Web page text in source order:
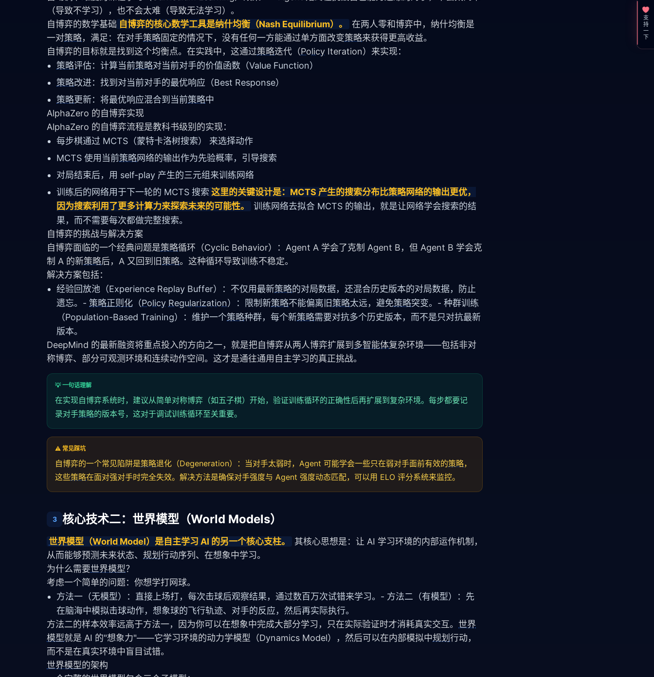
（导致不学习），也不会太难（导致无法学习）。
自博弈的数学基础 自博弈的核心数学工具是纳什均衡（Nash Equilibrium）。
在两人零和博弈中，纳什均衡是
一对策略，满足：在对手策略固定的情况下，没有任何一方能通过单方面改变策略来获得更高收益。
自博弈的目标就是找到这个均衡点。在实践中，这通过策略迭代（Policy Iteration）来实现：
策略评估：计算当前策略对当前对手的价值函数（Value Function）
策略改进：找到对当前对手的最优响应（Best Response）
策略更新：将最优响应混合到当前策略中
AlphaZero 的自博弈实现
AlphaZero 的自博弈流程是教科书级别的实现：
每步棋通过 MCTS（蒙特卡洛树搜索） 来选择动作
MCTS 使用当前策略网络的输出作为先验概率，引导搜索
对局结束后，用 self-play 产生的三元组来训练网络
训练后的网络用于下一轮的 MCTS 搜索 这里的关键设计是：MCTS 产生的搜索分布比策略网络的输出更优，
因为搜索利用了更多计算力来探索未来的可能性。
训练网络去拟合 MCTS 的输出，就是让网络学会搜索的结
果，而不需要每次都做完整搜索。
自博弈的挑战与解决方案
自博弈面临的一个经典问题是策略循环（Cyclic Behavior）：Agent A 学会了克制 Agent B，但 Agent B 学会克
制 A 的新策略后，A 又回到旧策略。这种循环导致训练不稳定。
解决方案包括：
经验回放池（Experience Replay Buffer）：不仅用最新策略的对局数据，还混合历史版本的对局数据，防止
遗忘。- 策略正则化 （Policy Regularization）：限制新策略不能偏离旧策略太远，避免策略突变。- 种群训练
（Population-Based Training）：维护一个策略种群，每个新策略需要对抗多个历史版本，而不是只对抗最新
版本。
DeepMind 的最新融资将重点投入的方向之一，就是把自博弈从两人博弈扩展到 多智能体复杂环境——包括非对
称博弈、部分可观测环境和连续动作空间。这才是通往通用自主学习的真正挑战。
💡 一句话理解
在实现自博弈系统时，建议从简单对称博弈（如五子棋）开始，验证训练循环的正确性后再扩展到复杂环境。每步都要记
录对手策略的版本号，这对于调试训练循环至关重要。
⚠️ 常见踩坑
自博弈的一个常见陷阱是策略退化（Degeneration）：当对手太弱时，Agent 可能学会一些只在弱对手面前有效的策略，
这些策略在面对强对手时完全失效。解决方法是确保对手强度与 Agent 强度动态匹配，可以用 ELO 评分系统来监控。
3 核心技术二：世界模型（World Models）
世界模型 （World Model）是自主学习 AI 的另一个核心支柱。
其核心思想是：让 AI 学习环境的内部运作机制，
从而能够预测未来状态、 规划 行动序列、在想象中学习。
为什么需要世界模型？
考虑一个简单的问题：你想学打网球。
方法一（无模型）：直接上场打，每次击球后观察结果，通过数百万次试错来学习。- 方法二（有模型）：先
在脑海中模拟击球动作，想象球的飞行轨迹、对手的反应，然后再实际执行。
方法二的样本效率远高于方法一，因为你可以在想象中完成大部分学习，只在实际验证时才消耗真实交互。 世界
模型就是 AI 的"想象力"——它学习环境的动力学模型（Dynamics Model），然后可以在内部模拟中规划 行动，
而不是在真实环境中盲目试错。
世界模型的架构
支持一下